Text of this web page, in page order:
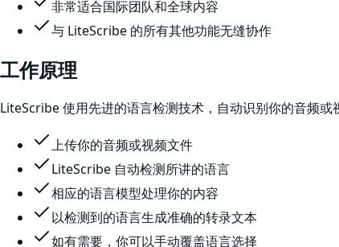
非常适合国际团队和全球内容
与 LiteScribe 的所有其他功能无缝协作
工作原理
LiteScribe 使用先进的语言检测技术，自动识别你的音频
上传你的音频或视频文件
LiteScribe 自动检测所讲的语言
相应的语言模型处理你的内容
以检测到的语言生成准确的转录文本
如有需要，你可以手动覆盖语言选择